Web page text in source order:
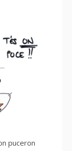
puceron